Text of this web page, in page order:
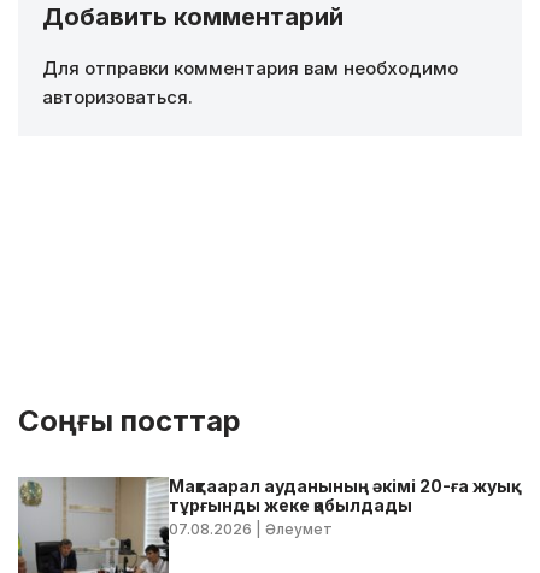
Добавить комментарий
Для отправки комментария вам необходимо
авторизоваться.
Соңғы посттар
Мақтаарал ауданының әкімі 20-ға жуық
тұрғынды жеке қабылдады
07.08.2026 | Әлеумет